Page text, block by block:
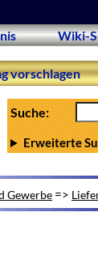
Wiki-
vorschlagen
Suche:
Erweiterte
Gewerbe =>